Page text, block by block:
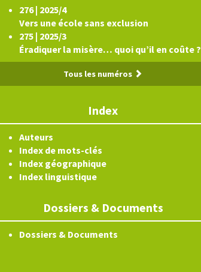
276 | 2025/4
Vers une école sans exclusion
275 | 2025/3
Éradiquer la misère… quoi qu’il en coûte ?
Tous les numéros
Index
Auteurs
Index de mots-clés
Index géographique
Index linguistique
Dossiers & Documents
Dossiers & Documents